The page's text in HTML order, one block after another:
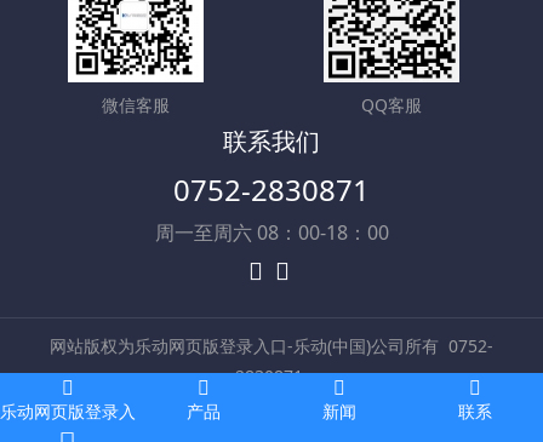
微信客服 QQ客服
联系我们
0752-2830871
周一至周六 08：00-18：00
网站版权为乐动网页版登录入口-乐动(中国)公司所有 0752-
2830871
技术支持：
米拓建站 7.5.0
乐动网页版登录入
产品 新闻 联系